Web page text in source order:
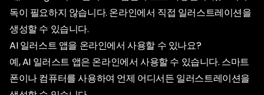
독이 필요하지 않습니다. 온라인에서 직접 일러스트레이션을
생성할 수 있습니다.
AI 일러스트 앱을 온라인에서 사용할 수 있나요?
예, AI 일러스트 앱은 온라인에서 사용할 수 있습니다. 스마트
폰이나 컴퓨터를 사용하여 언제 어디서든 일러스트레이션을